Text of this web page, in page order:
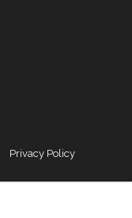
Privacy Policy